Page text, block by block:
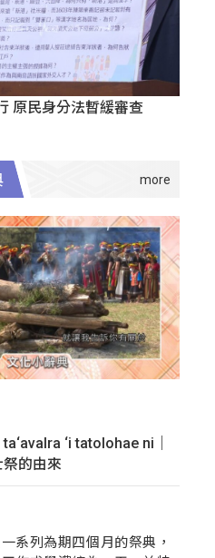
原民身分法暫緩審查
ta‘avalra ‘i tatolohae ni｜
的由來
系列為期四個月的祭典，